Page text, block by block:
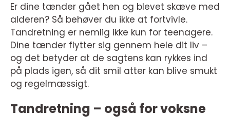
Er dine tænder gået hen og blevet skæve med
alderen? Så behøver du ikke at fortvivle.
Tandretning er nemlig ikke kun for teenagere.
Dine tænder flytter sig gennem hele dit liv –
og det betyder at de sagtens kan rykkes ind
på plads igen, så dit smil atter kan blive smukt
og regelmæssigt.
Tandretning – også for voksne